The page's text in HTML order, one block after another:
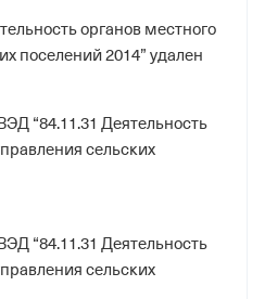
Федерации по Республике
органов местного
поселений 2014” удален
“84.11.31 Деятельность
сельских
“84.11.31 Деятельность
сельских